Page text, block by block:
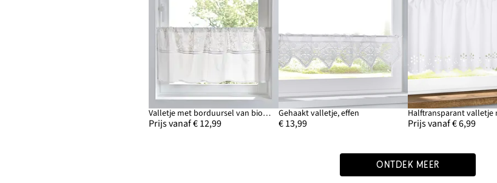
Valletje met borduursel van biologisch katoen
Prijs vanaf € 12,99
Gehaakt valletje, effen
€ 13,99 Prijs vanaf € 6,99
ONTDEK MEER